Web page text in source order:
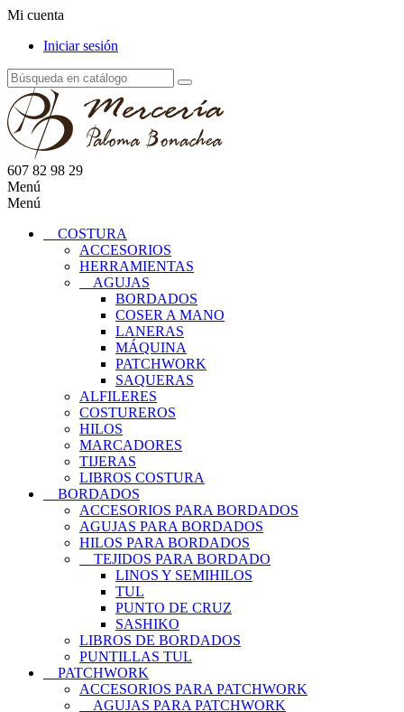
Mi cuenta
Iniciar sesión
607 82 98 29
Menú
Menú
COSTURA
ACCESORIOS
HERRAMIENTAS
AGUJAS
BORDADOS
COSER A MANO
LANERAS
MÁQUINA
PATCHWORK
SAQUERAS
ALFILERES
COSTUREROS
HILOS
MARCADORES
TIJERAS
LIBROS COSTURA
BORDADOS
ACCESORIOS PARA BORDADOS
AGUJAS PARA BORDADOS
HILOS PARA BORDADOS
TEJIDOS PARA BORDADO
LINOS Y SEMIHILOS
TUL
PUNTO DE CRUZ
SASHIKO
LIBROS DE BORDADOS
PUNTILLAS TUL
PATCHWORK
ACCESORIOS PARA PATCHWORK
AGUJAS PARA PATCHWORK